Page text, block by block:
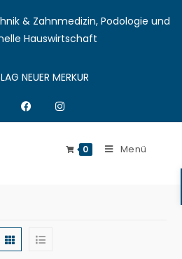
& Zahnmedizin, Podologie und
Hauswirtschaft
NEUER MERKUR
0 Menü